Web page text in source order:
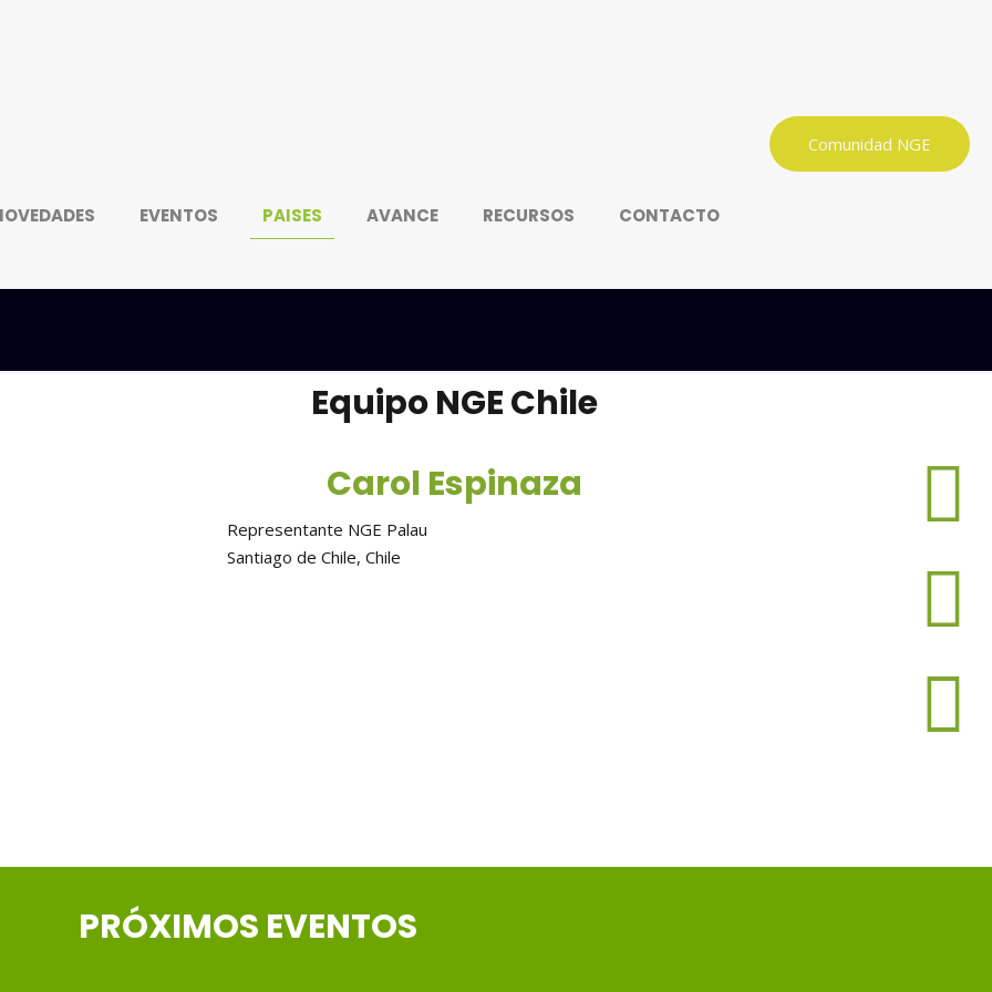
EVENTOS PAISES AVANCE RECURSOS CONTACTO
Comunidad NGE
Equipo NGE Chile
Carol Espinaza
Representante NGE Palau
Santiago de Chile, Chile
PRÓXIMOS EVENTOS